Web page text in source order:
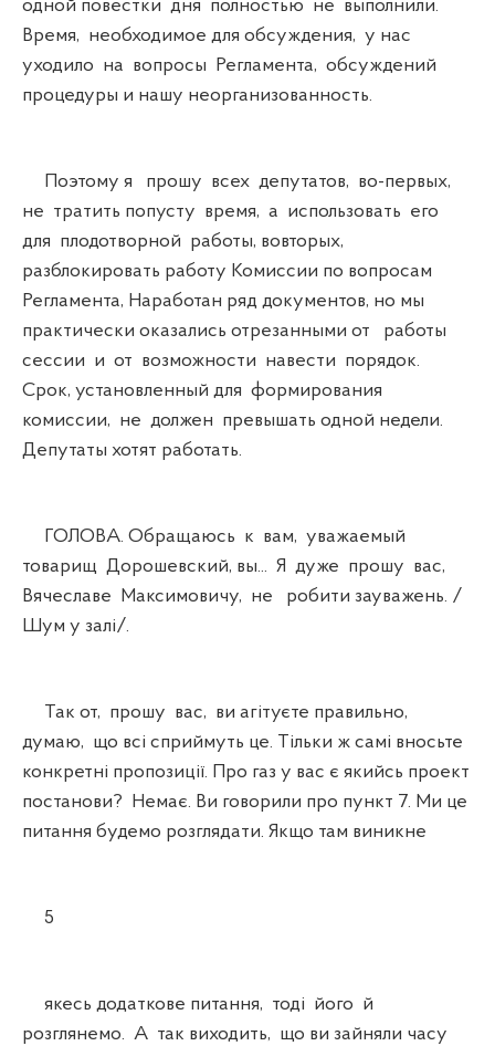
одной повестки дня полностью не выполнили.
Время, необходимое для обсуждения, у нас
уходило на вопросы Регламента, обсуждений
процедуры и нашу неорганизованность.
Поэтому я прошу всех депутатов, во-первых,
не тратить попусту время, а использовать его
для плодотворной работы, вовторых,
разблокировать работу Комиссии по вопросам
Регламента, Наработан ряд документов, но мы
практически оказались отрезанными от работы
сессии и от возможности навести порядок.
Срок, установленный для формирования
комиссии, не должен превышать одной недели.
Депутаты хотят работать.
ГОЛОВА. Обращаюсь к вам, уважаемый
товарищ Дорошевский, вы... Я дуже прошу вас,
Вячеславе Максимовичу, не робити зауважень. /
Шум у залі/.
Так от, прошу вас, ви агітуєте правильно,
думаю, що всі сприймуть це. Тільки ж самі вносьте
конкретні пропозиції. Про газ у вас є якийсь проект
постанови? Немає. Ви говорили про пункт 7. Ми це
питання будемо розглядати. Якщо там виникне
5
якесь додаткове питання, тоді його й
розглянемо. А так виходить, що ви зайняли часу